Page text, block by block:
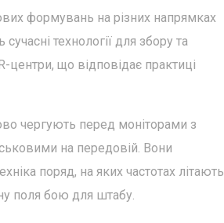
формувань на різних напрямках
технології для збору та
центри, що відповідає практиці
чергують перед моніторами з
на передовій. Вони
поряд, на яких частотах літають
поля бою для штабу.